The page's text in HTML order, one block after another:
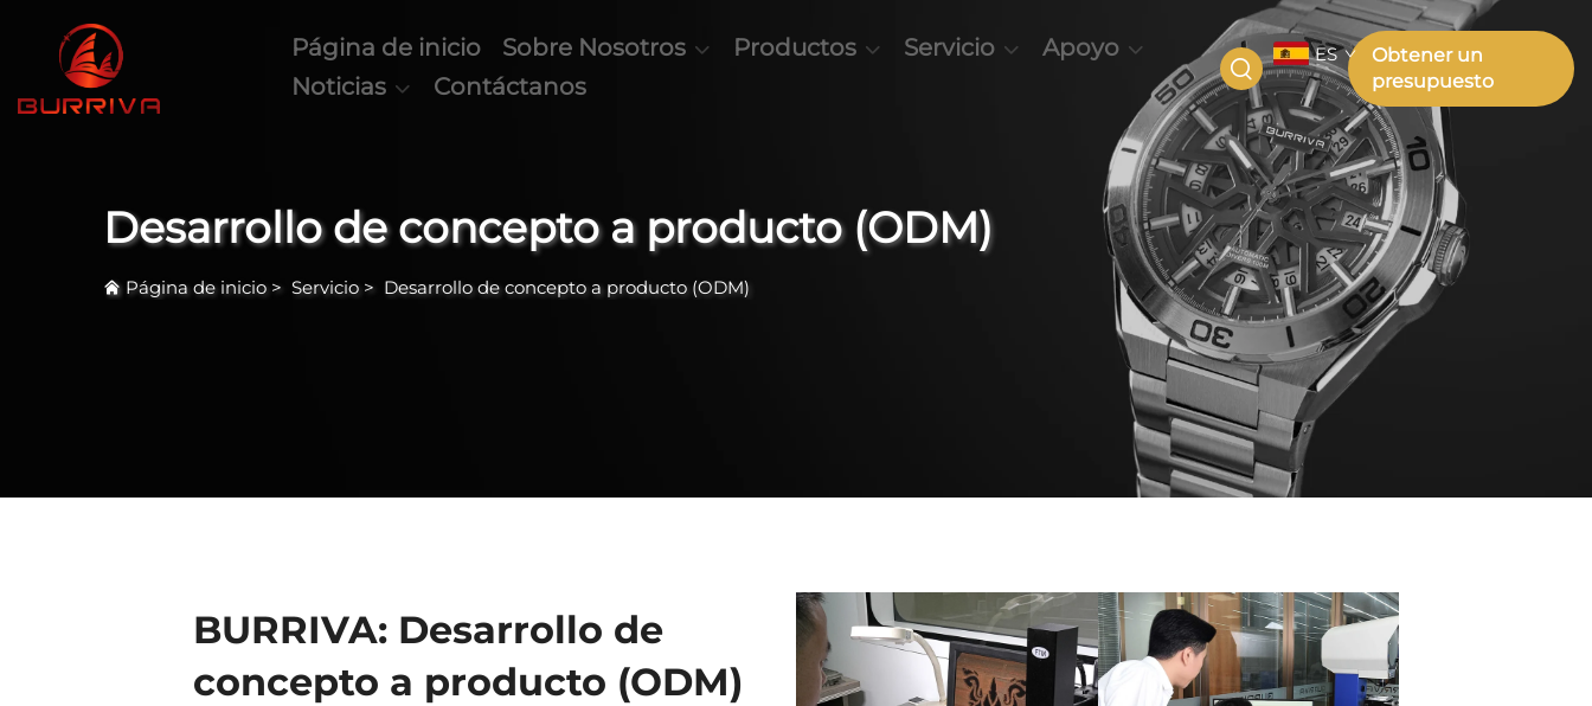
Página de inicio Sobre Nosotros Productos Servicio
Apoyo
Noticias
Contáctanos
ES
Obtener un
presupuesto
Desarrollo de concepto a producto (ODM)
Página de inicio > Servicio > Desarrollo de concepto a producto (ODM)
BURRIVA: Desarrollo de
concepto a producto (ODM)